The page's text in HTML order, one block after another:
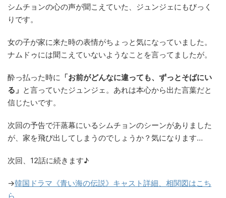
シムチョンの心の声が聞こえていた、ジュンジェにもびっく
りです。
女の子が家に来た時の表情がちょっと気になっていました。
ナムドゥには聞こえていないようなことを言ってましたが。
酔っ払った時に 「お前がどんなに違っても、ずっとそばにい
る」 と言っていたジュンジェ。あれは本心から出た言葉だと
信じたいです。
次回の予告で汗蒸幕にいるシムチョンのシーンがありました
が、家を飛び出してしまうのでしょうか？気になります…
次回、12話に続きます♪
→韓国ドラマ《青い海の伝説》キャスト詳細、相関図はこち
ら